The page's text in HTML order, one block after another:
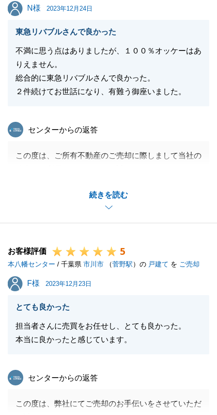
N様
N様 2023年12月24日
東急リバブルさんで良かった
不満に思う点はありましたが、１００％オッケーはあ
りえません。
総合的に東急リバブルさんで良かった。
２件続けてお世話になり、有難う御座いました。
続きを読む
東急リバブル
センターからの返答
この度は、ご所有不動産のご売却に際しまして当社の
隣地からの越境の問題などでN様にはご心配をお掛け
致しましたがN様からのご協力のおかげで解決して無
事にお引き渡しさせていただくことができました。
いただきますので是非お声がけください。
お客様評価 5
本八幡センター / 千葉県 市川市 （菅野駅）の 戸建て を ご売却
F様
F様 2023年12月23日
とても良かった
担当者さんに売買をお任せし、とても良かった。
本当に良かったと感じています。
東急リバブル
センターからの返答
この度は、弊社にてご売却のお手伝いをさせていただ